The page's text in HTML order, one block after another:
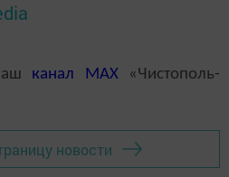
канал MAX«Чистополь-
новости